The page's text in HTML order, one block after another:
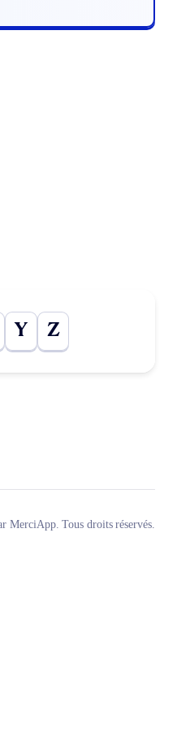
Y Z
MerciApp. Tous droits réservés.